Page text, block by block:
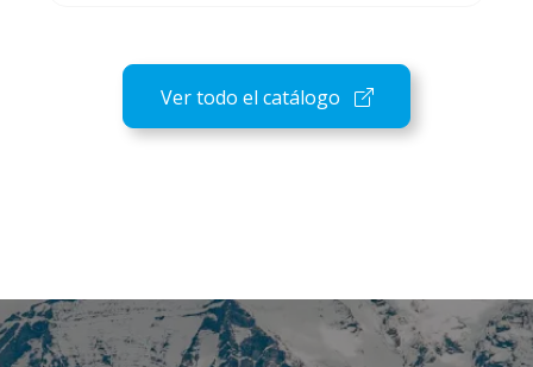
Ver todo el catálogo